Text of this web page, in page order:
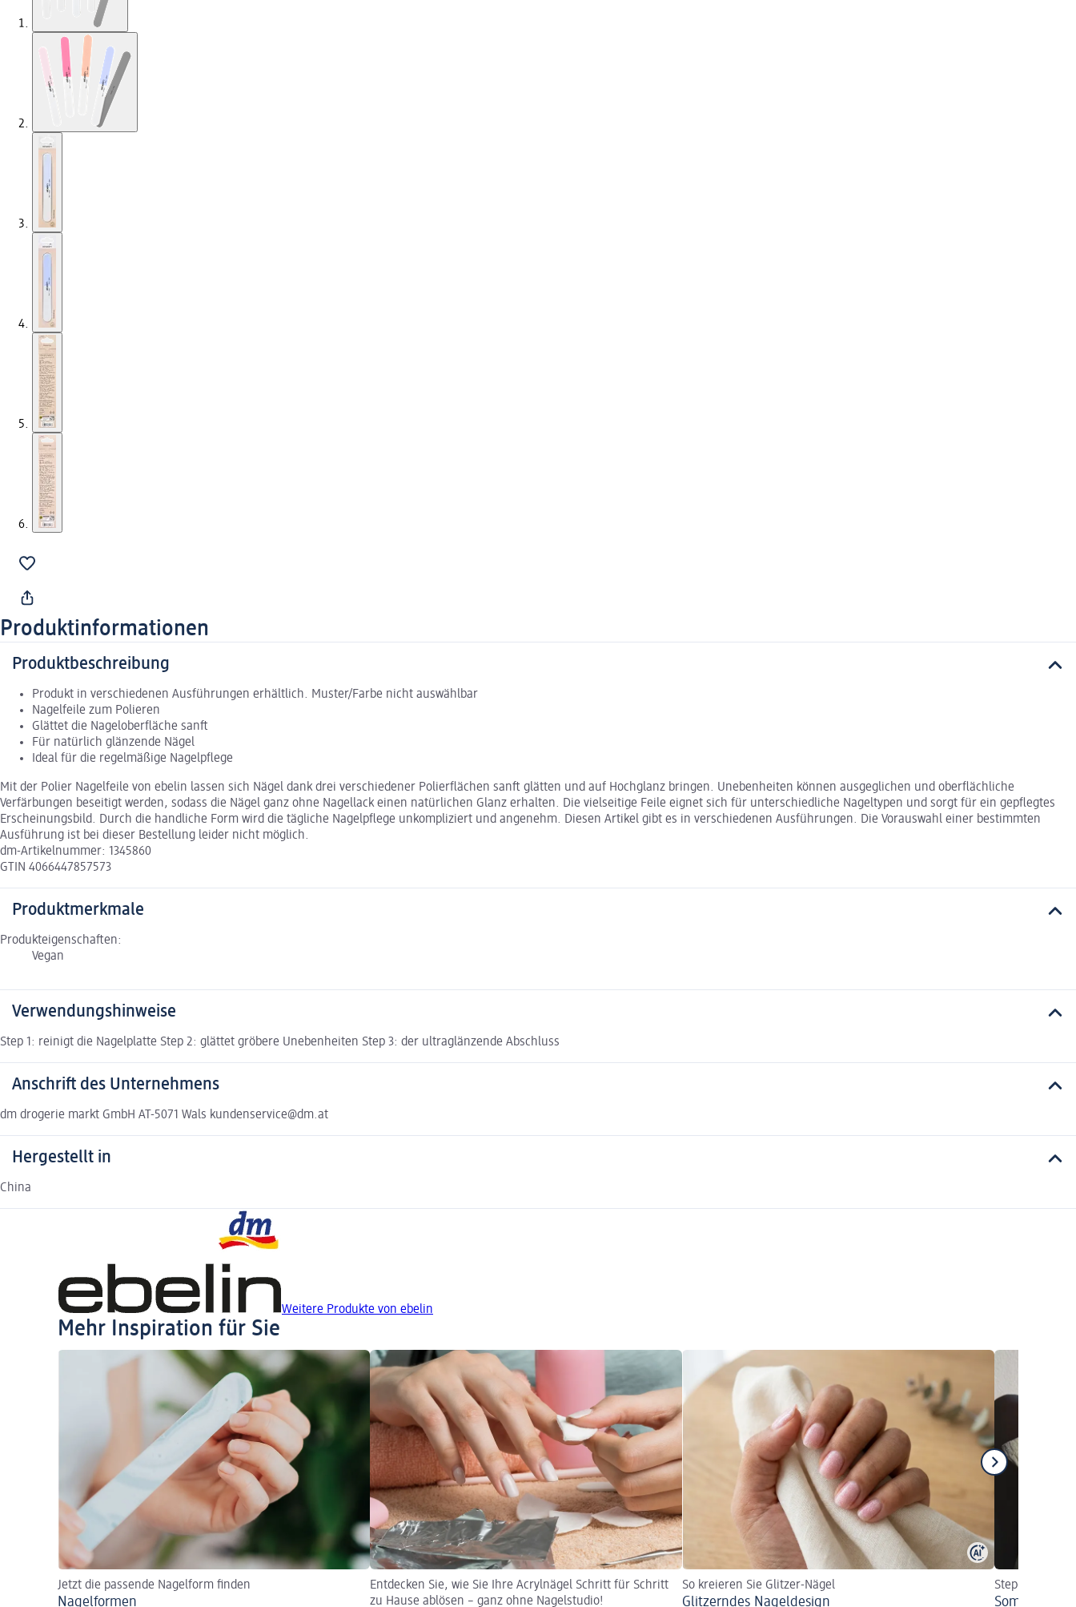
Produktinformationen
Produktbeschreibung
Produkt in verschiedenen Ausführungen erhältlich. Muster/Farbe nicht auswählbar
Nagelfeile zum Polieren
Glättet die Nageloberfläche sanft
Für natürlich glänzende Nägel
Ideal für die regelmäßige Nagelpflege
Mit der Polier Nagelfeile von ebelin lassen sich Nägel dank drei verschiedener Polierflächen sanft glätten und auf Hochglanz bringen. Unebenheiten können ausgeglichen und oberflächliche
Verfärbungen beseitigt werden, sodass die Nägel ganz ohne Nagellack einen natürlichen Glanz erhalten. Die vielseitige Feile eignet sich für unterschiedliche Nageltypen und sorgt für ein gepflegtes
Erscheinungsbild. Durch die handliche Form wird die tägliche Nagelpflege unkompliziert und angenehm. Diesen Artikel gibt es in verschiedenen Ausführungen. Die Vorauswahl einer bestimmten
Ausführung ist bei dieser Bestellung leider nicht möglich.
dm-Artikelnummer: 1345860
GTIN 4066447857573
Produktmerkmale
Produkteigenschaften:
Vegan
Verwendungshinweise
Step 1: reinigt die Nagelplatte Step 2: glättet gröbere Unebenheiten Step 3: der ultraglänzende Abschluss
Anschrift des Unternehmens
dm drogerie markt GmbH AT-5071 Wals kundenservice@dm.at
Hergestellt in
China
Weitere Produkte von ebelin
Mehr Inspiration für Sie
Jetzt die passende Nagelform finden
Nagelformen
Entdecken Sie, wie Sie Ihre Acrylnägel Schritt für Schritt
zu Hause ablösen – ganz ohne Nagelstudio!
So kreieren Sie Glitzer-Nägel
Glitzerndes Nageldesign
Step-by-Step